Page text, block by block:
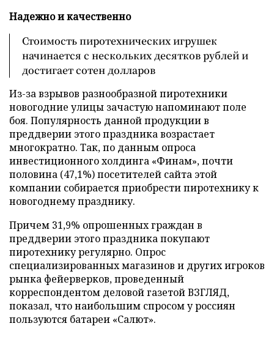
Надежно и качественно
Стоимость пиротехнических игрушек
начинается с нескольких десятков рублей и
достигает сотен долларов
Из-за взрывов разнообразной пиротехники
новогодние улицы зачастую напоминают поле
боя. Популярность данной продукции в
преддверии этого праздника возрастает
многократно. Так, по данным опроса
инвестиционного холдинга «Финам», почти
половина (47,1%) посетителей сайта этой
компании собирается приобрести пиротехнику к
новогоднему празднику.
Причем 31,9% опрошенных граждан в
преддверии этого праздника покупают
пиротехнику регулярно. Опрос
специализированных магазинов и других игроков
рынка фейерверков, проведенный
корреспондентом деловой газетой ВЗГЛЯД,
показал, что наибольшим спросом у россиян
пользуются батареи «Салют».